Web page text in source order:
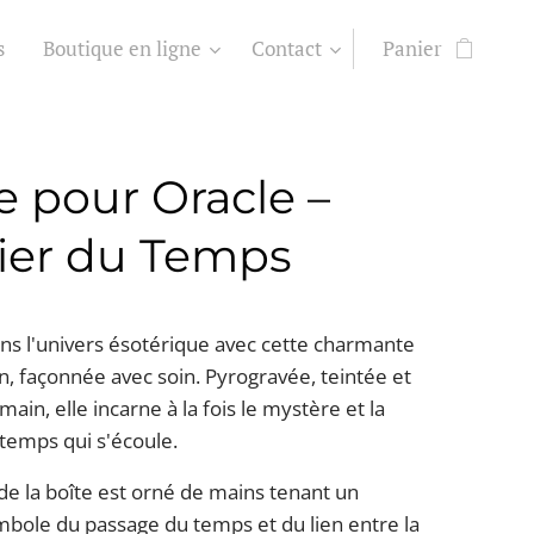
Boutique en ligne Contact Panier
pour Oracle –
du Temps
l'univers ésotérique avec cette charmante
façonnée avec soin. Pyrogravée, teintée et
elle incarne à la fois le mystère et la
qui s'écoule.
la boîte est orné de mains tenant un
du passage du temps et du lien entre la